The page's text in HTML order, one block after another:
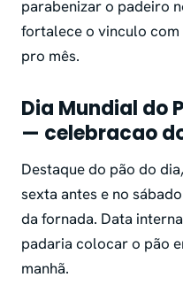
parabenizar o padeiro
fortalece o vinculo
pro mês.
Dia Mundial do
— celebracao
Destaque do pão do
sexta antes e no
da fornada. Data
padaria colocar o pão
manhã.